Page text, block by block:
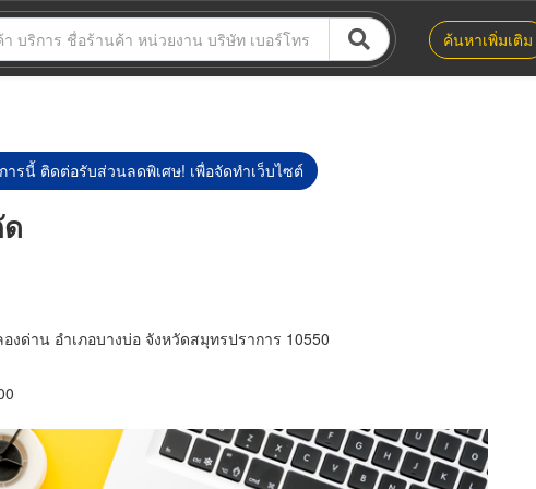
ค้นหาเพิ่มเติม
ารนี้ ติดต่อรับส่วนลดพิเศษ! เพื่อจัดทำเว็บไซต์
ด่าน อำเภอบางบ่อ จังหวัดสมุทรปราการ 10550